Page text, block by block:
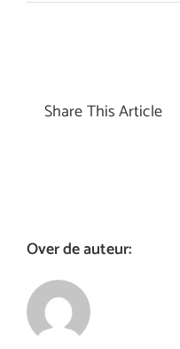
Share This Article
Over de auteur: